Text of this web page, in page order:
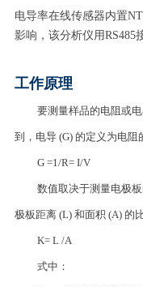
电导率在线传感器内置
影响，该分析仪用RS485
工作原理
要测量样品的电阻或
到，电导 (G) 的定义为电阻
G =1/R= I/V
数值取决于测量电极
极板距离 (L) 和面积 (A) 的
K= L /A
式中：